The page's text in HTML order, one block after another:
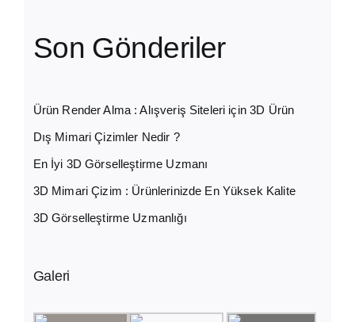
Son Gönderiler
Ürün Render Alma : Alışveriş Siteleri için 3D Ürün
Dış Mimari Çizimler Nedir ?
En İyi 3D Görselleştirme Uzmanı
3D Mimari Çizim : Ürünlerinizde En Yüksek Kalite
3D Görselleştirme Uzmanlığı
Galeri